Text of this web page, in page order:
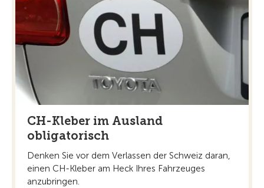
CH-Kleber im Ausland
obligatorisch
Denken Sie vor dem Verlassen der Schweiz daran,
einen CH-Kleber am Heck Ihres Fahrzeuges
anzubringen.